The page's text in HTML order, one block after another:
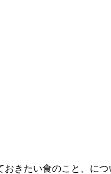
きたい食のこと、につ